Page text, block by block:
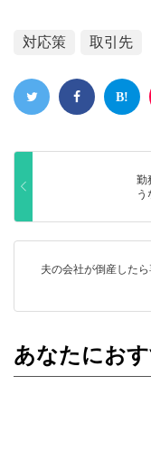
対応策 取引先
勤
う
夫の会社が倒産した
あなたにお